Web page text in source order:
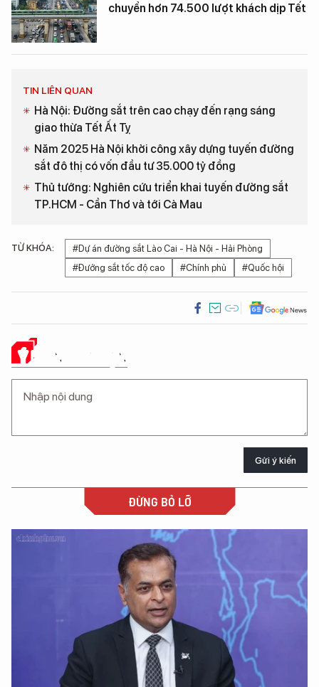
chuyển hơn 74.500 lượt khách dịp Tết
TIN LIÊN QUAN
Hà Nội: Đường sắt trên cao chạy đến rạng sáng
giao thừa Tết Ất Tỵ
Năm 2025 Hà Nội khởi công xây dựng tuyến đường
sắt đô thị có vốn đầu tư 35.000 tỷ đồng
Thủ tướng: Nghiên cứu triển khai tuyến đường sắt
TP.HCM - Cần Thơ và tới Cà Mau
TỪ KHÓA:
#Dự án đường sắt Lào Cai - Hà Nội - Hải Phòng
#Đướng sắt tốc độ cao
#Chính phủ #Quốc hội
Ý KIẾN CỦA BẠN
Gửi ý kiến
ĐỪNG BỎ LỠ